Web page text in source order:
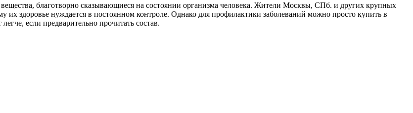
благотворно сказывающиеся на состоянии организма человека. Жители Москвы, СПб. и других крупных
их здоровье нуждается в постоянном контроле. Однако для профилактики заболеваний можно просто купить в
если предварительно прочитать состав.